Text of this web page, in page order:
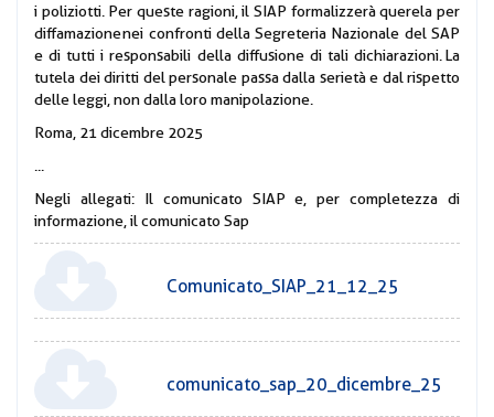
i poliziotti. Per queste ragioni, il SIAP formalizzerà querela per
diffamazione nei confronti della Segreteria Nazionale del SAP
e di tutti i responsabili della diffusione di tali dichiarazioni. La
tutela dei diritti del personale passa dalla serietà e dal rispetto
delle leggi, non dalla loro manipolazione.
Roma, 21 dicembre 2025
Negli allegati: Il comunicato SIAP e, per completezza di
informazione, il comunicato Sap
Comunicato_SIAP_21_12_25
comunicato_sap_20_dicembre_25